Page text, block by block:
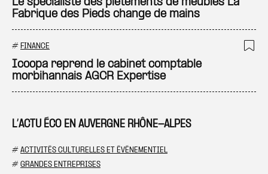
L’ACTU ÉCO EN AUVERGNE RHÔNE-ALPES
# ACTIVITÉS CULTURELLES ET ÉVÉNEMENTIEL
# GRANDES ENTREPRISES
Le spécialiste des piètements de meubles La
Fabrique des Pieds change de mains
# FINANCE
Icoopa reprend le cabinet comptable
morbihannais AGCR Expertise